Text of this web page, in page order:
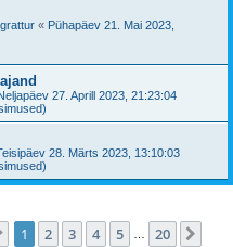
« Pühapäev 21. Mai 2023,
27. Aprill 2023, 21:23:04
28. Märts 2023, 13:10:03
1 . leht20 -st
1 2 3 4 5 20